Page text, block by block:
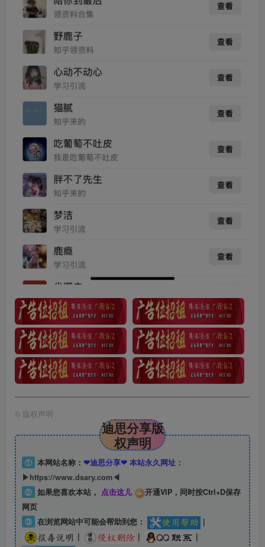
© 版权声明
迪思分享版
权声明
① 本网站名称： ❤迪思分享❤ 本站永久网址：
▶https://www.dsary.com◀
② 如果您喜欢本站， 点击这儿
开通VIP，同时按Ctrl+D保存
网页
③ 在浏览网站中可能会帮助到您：
|
|
| |